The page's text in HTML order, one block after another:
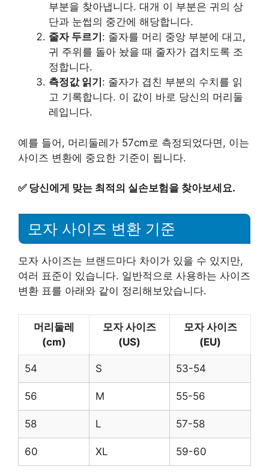
부분을 찾아냅니다. 대개 이 부분은 귀의 상
단과 눈썹의 중간에 해당합니다.
줄자 두르기 : 줄자를 머리 중앙 부분에 대고,
귀 주위를 돌아 놨을 때 줄자가 겹치도록 조
정합니다.
측정값 읽기 : 줄자가 겹친 부분의 수치를 읽
고 기록합니다. 이 값이 바로 당신의 머리둘
레입니다.
예를 들어, 머리둘레가 57cm로 측정되었다면, 이는
사이즈 변환에 중요한 기준이 됩니다.
✅ 당신에게 맞는 최적의 실손보험을 찾아보세요.
모자 사이즈 변환 기준
모자 사이즈는 브랜드마다 차이가 있을 수 있지만,
여러 표준이 있습니다. 일반적으로 사용하는 사이즈
변환 표를 아래와 같이 정리해보았습니다.
머리둘레
(cm)
모자 사이즈
(US)
모자 사이즈
(EU)
54 S 53-54
56 M 55-56
58 L 57-58
60 XL 59-60